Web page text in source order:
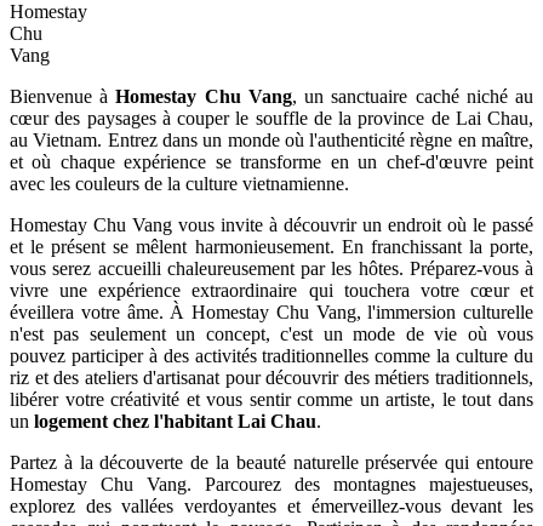
Homestay
Chu
Vang
Bienvenue àHomestay Chu Vang, un sanctuaire caché niché au
cœur des paysages à couper le souffle de la province de Lai Chau,
au Vietnam. Entrez dans un monde où l'authenticité règne en maître,
et où chaque expérience se transforme en un chef-d'œuvre peint
avec les couleurs de la culture vietnamienne.
Homestay Chu Vang vous invite à découvrir un endroit où le passé
et le présent se mêlent harmonieusement. En franchissant la porte,
vous serez accueilli chaleureusement par les hôtes. Préparez-vous à
vivre une expérience extraordinaire qui touchera votre cœur et
éveillera votre âme. À Homestay Chu Vang, l'immersion culturelle
n'est pas seulement un concept, c'est un mode de vie où vous
pouvez participer à des activités traditionnelles comme la culture du
riz et des ateliers d'artisanat pour découvrir des métiers traditionnels,
libérer votre créativité et vous sentir comme un artiste, le tout dans
un logement chez l'habitant Lai Chau.
Partez à la découverte de la beauté naturelle préservée qui entoure
Homestay Chu Vang. Parcourez des montagnes majestueuses,
explorez des vallées verdoyantes et émerveillez-vous devant les